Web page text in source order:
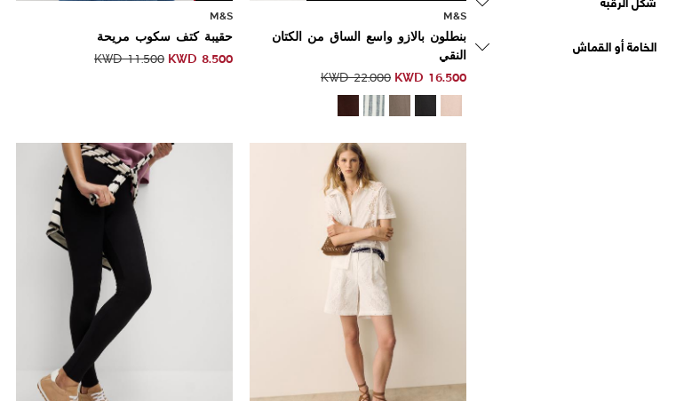
الخامة أو القماش
M&S
بنطلون بالازو واسع الساق من الكتان
النقي
KWD 16.500
KWD22.000
M&S
حقيبة كتف سكوب مريحة
KWD 8.500
KWD11.500